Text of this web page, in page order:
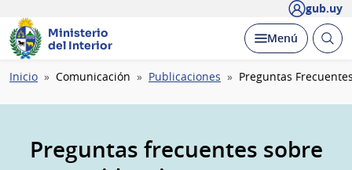
gub.uy
Ministerio
del Interior
Desplegar
Menú Abrir
Ruta
navegación
Inicio Comunicación Publicaciones Preguntas
Preguntas frecuentes sobre